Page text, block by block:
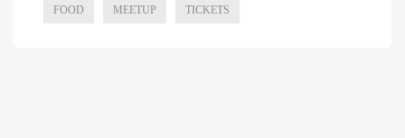
FOOD MEETUP TICKETS